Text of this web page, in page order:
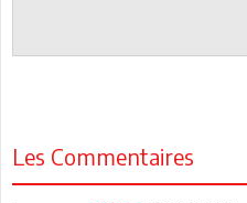
Les Commentaires